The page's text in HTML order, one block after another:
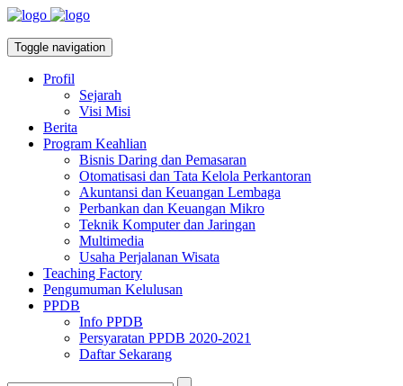
Toggle navigation
Profil
Sejarah
Visi Misi
Berita
Program Keahlian
Bisnis Daring dan Pemasaran
Otomatisasi dan Tata Kelola Perkantoran
Akuntansi dan Keuangan Lembaga
Perbankan dan Keuangan Mikro
Teknik Komputer dan Jaringan
Multimedia
Usaha Perjalanan Wisata
Teaching Factory
Pengumuman Kelulusan
PPDB
Info PPDB
Persyaratan PPDB 2020-2021
Daftar Sekarang